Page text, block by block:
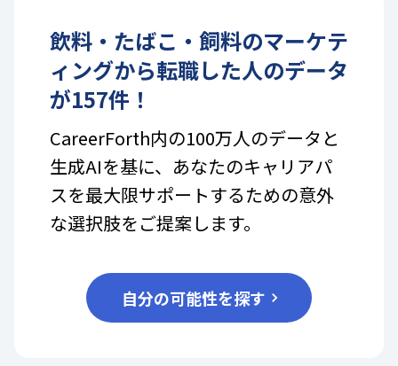
飲料・たばこ・飼料のマーケテ
ィングから転職した人のデータ
が157件！
CareerForth内の100万人のデータと
生成AIを基に、あなたのキャリアパ
スを最大限サポートするための意外
な選択肢をご提案します。
自分の可能性を探す